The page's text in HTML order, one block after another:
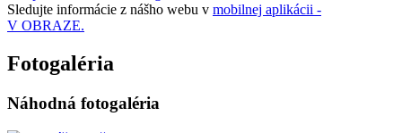
Sledujte informácie z nášho webu v mobilnej aplikácii -
V OBRAZE.
Fotogaléria
Náhodná fotogaléria